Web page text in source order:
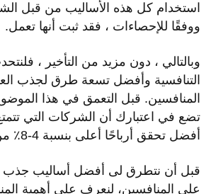
استخدام كل هذه الأساليب من قبل
ووفقًا للإحصاءات ، فقد ثبت أنها تعمل.
وبالتالي ، دون مزيد من التأخير ،
التنافسية وأفضل تسعة طرق لجذب
المنافسين. قبل التعمق في هذا
تضع في اعتبارك أن الشركات التي
أفضل تحقق أرباحًا أعلى بنسبة 4-8٪ من منافسيها.
قبل أن نتطرق لى أفضل أساليب جذب
على المنافسين، لنعرف على أهمية